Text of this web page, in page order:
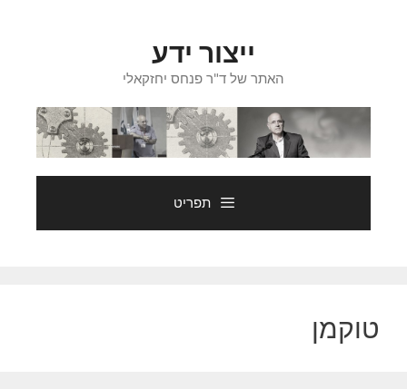
ייצור ידע
האתר של ד"ר פנחס יחזקאלי
תפריט
טוקמן